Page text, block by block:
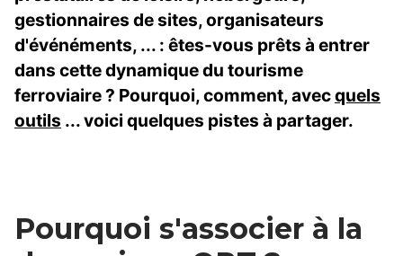
gestionnaires de sites, organisateurs
d'événéments, ... : êtes-vous prêts à entrer
dans cette dynamique du tourisme
ferroviaire ? Pourquoi, comment, avecquels
outils ... voici quelques pistes à partager.
Pourquoi s'associer à la